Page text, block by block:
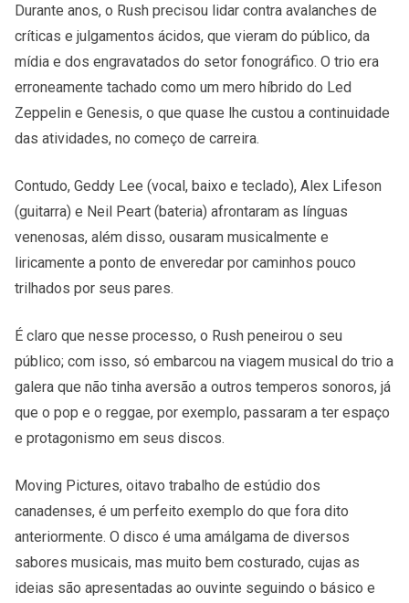
Durante anos, o Rush precisou lidar contra avalanches de
críticas e julgamentos ácidos, que vieram do público, da
mídia e dos engravatados do setor fonográfico. O trio era
erroneamente tachado como um mero híbrido do Led
Zeppelin e Genesis, o que quase lhe custou a continuidade
das atividades, no começo de carreira.
Contudo, Geddy Lee (vocal, baixo e teclado), Alex Lifeson
(guitarra) e Neil Peart (bateria) afrontaram as línguas
venenosas, além disso, ousaram musicalmente e
liricamente a ponto de enveredar por caminhos pouco
trilhados por seus pares.
É claro que nesse processo, o Rush peneirou o seu
público; com isso, só embarcou na viagem musical do trio a
galera que não tinha aversão a outros temperos sonoros, já
que o pop e o reggae, por exemplo, passaram a ter espaço
e protagonismo em seus discos.
Moving Pictures, oitavo trabalho de estúdio dos
canadenses, é um perfeito exemplo do que fora dito
anteriormente. O disco é uma amálgama de diversos
sabores musicais, mas muito bem costurado, cujas as
ideias são apresentadas ao ouvinte seguindo o básico e